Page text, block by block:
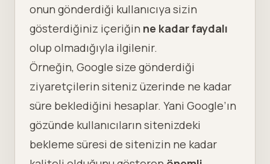
onun gönderdiği kullanıcıya sizin
gösterdiğiniz içeriğin ne kadar faydalı
olup olmadığıyla ilgilenir.
Örneğin, Google size gönderdiği
ziyaretçilerin siteniz üzerinde ne kadar
süre beklediğini hesaplar. Yani Google’ın
gözünde kullanıcıların sitenizdeki
bekleme süresi de sitenizin ne kadar